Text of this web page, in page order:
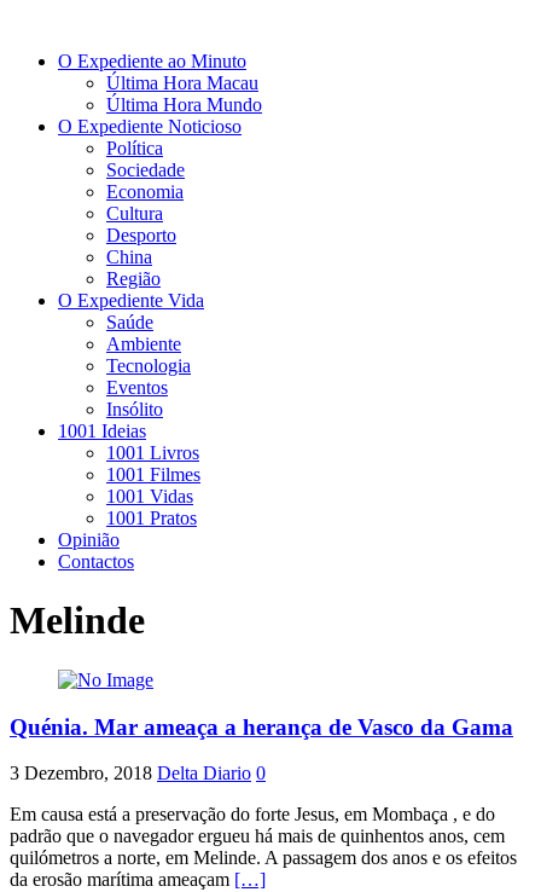
O Expediente ao Minuto
Última Hora Macau
Última Hora Mundo
O Expediente Noticioso
Política
Sociedade
Economia
Cultura
Desporto
China
Região
O Expediente Vida
Saúde
Ambiente
Tecnologia
Eventos
Insólito
1001 Ideias
1001 Livros
1001 Filmes
1001 Vidas
1001 Pratos
Opinião
Contactos
Melinde
Quénia. Mar ameaça a herança de Vasco da Gama
3 Dezembro, 2018 Delta Diario 0
Em causa está a preservação do forte Jesus, em Mombaça , e do
padrão que o navegador ergueu há mais de quinhentos anos, cem
quilómetros a norte, em Melinde. A passagem dos anos e os efeitos
da erosão marítima ameaçam […]